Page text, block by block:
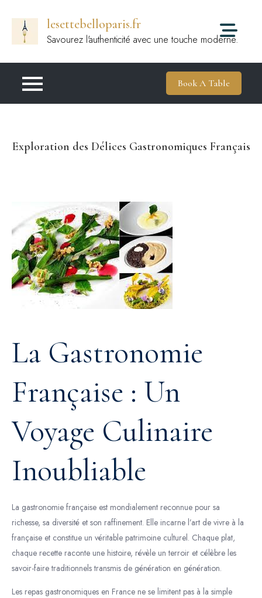
contenu
lesettebelloparis.fr
Savourez l'authenticité avec une touche moderne.
Book A Table
Exploration des Délices Gastronomiques Français
La Gastronomie
Française : Un
Voyage Culinaire
Inoubliable
La gastronomie française est mondialement reconnue pour sa
richesse, sa diversité et son raffinement. Elle incarne l’art de vivre à la
française et constitue un véritable patrimoine culturel. Chaque plat,
chaque recette raconte une histoire, révèle un terroir et célèbre les
savoir-faire traditionnels transmis de génération en génération.
Les repas gastronomiques en France ne se limitent pas à la simple